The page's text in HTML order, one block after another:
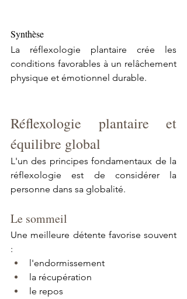
Synthèse
La réflexologie plantaire crée les
conditions favorables à un relâchement
physique et émotionnel durable.
Réflexologie plantaire et
équilibre global
L'un des principes fondamentaux de la
réflexologie est de considérer la
personne dans sa globalité.
Le sommeil
Une meilleure détente favorise souvent
:
l'endormissement
la récupération
le repos